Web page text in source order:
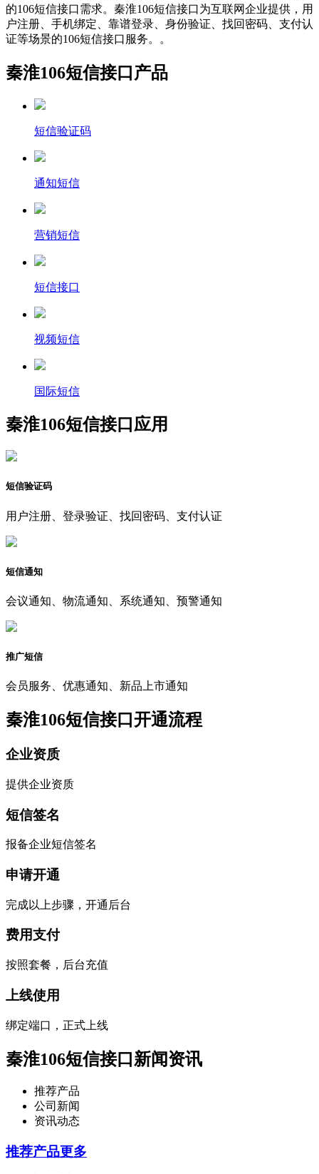
的106短信接口需求。秦淮106短信接口为互联网企业提供，用
户注册、手机绑定、靠谱登录、身份验证、找回密码、支付认
证等场景的106短信接口服务。。
秦淮106短信接口产品
短信验证码
通知短信
营销短信
短信接口
视频短信
国际短信
秦淮106短信接口应用
短信验证码
用户注册、登录验证、找回密码、支付认证
短信通知
会议通知、物流通知、系统通知、预警通知
推广短信
会员服务、优惠通知、新品上市通知
秦淮106短信接口开通流程
企业资质
提供企业资质
短信签名
报备企业短信签名
申请开通
完成以上步骤，开通后台
费用支付
按照套餐，后台充值
上线使用
绑定端口，正式上线
秦淮106短信接口新闻资讯
推荐产品
公司新闻
资讯动态
推荐产品更多